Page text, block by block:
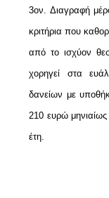
3ον. Διαγραφή
κριτήρια που
από το ισχύον
χορηγεί στα
δανείων με
210 ευρώ
έτη.